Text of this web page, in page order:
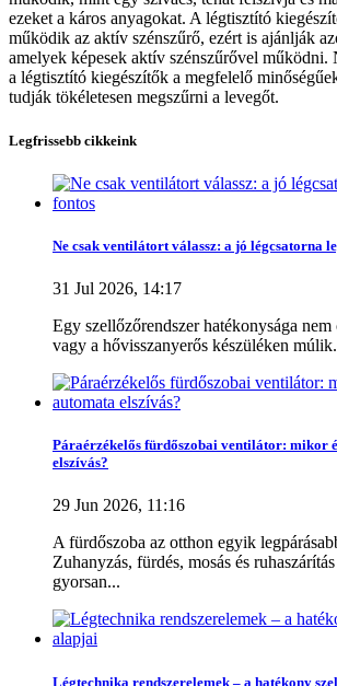
ezeket a káros anyagokat. A légtisztító
működik az aktív szénszűrő, ezért is ajánlják
amelyek képesek aktív szénszűrővel
a légtisztító kiegészítők a megfelelő
tudják tökéletesen megszűrni a levegőt.
Szűrők törlése
Gyártó
Ft 116900
Akció 0
Kevesebb
Raktáron
Raktáron 7
Legfrissebb cikkeink
Ne csak ventilátort válassz: a jó légcsatorna
31 Jul 2026, 14:17
Egy szellőzőrendszer hatékonysága
vagy a hővisszanyerős készüléken
Páraérzékelős fürdőszobai ventilátor: mikor
elszívás?
29 Jun 2026, 11:16
A fürdőszoba az otthon egyik
Zuhanyzás, fürdés, mosás és
gyorsan...
Légtechnika rendszerelemek – a hatékony